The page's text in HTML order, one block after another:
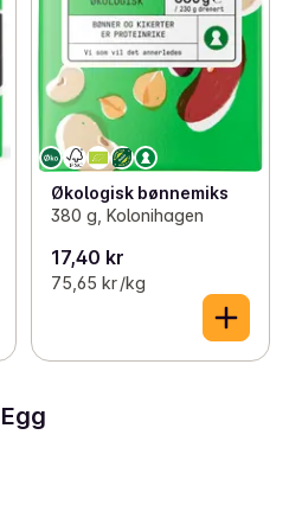
Økologisk bønnemiks
380 g, Kolonihagen
17,40 kr
75,65 kr /kg
Egg